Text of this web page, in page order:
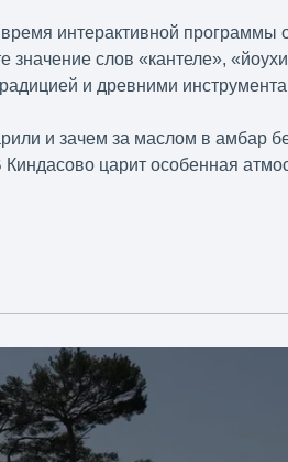
интерактивной программы
значение слов «кантеле»,
и древними
и зачем за маслом в амбар
Киндасово царит особенная